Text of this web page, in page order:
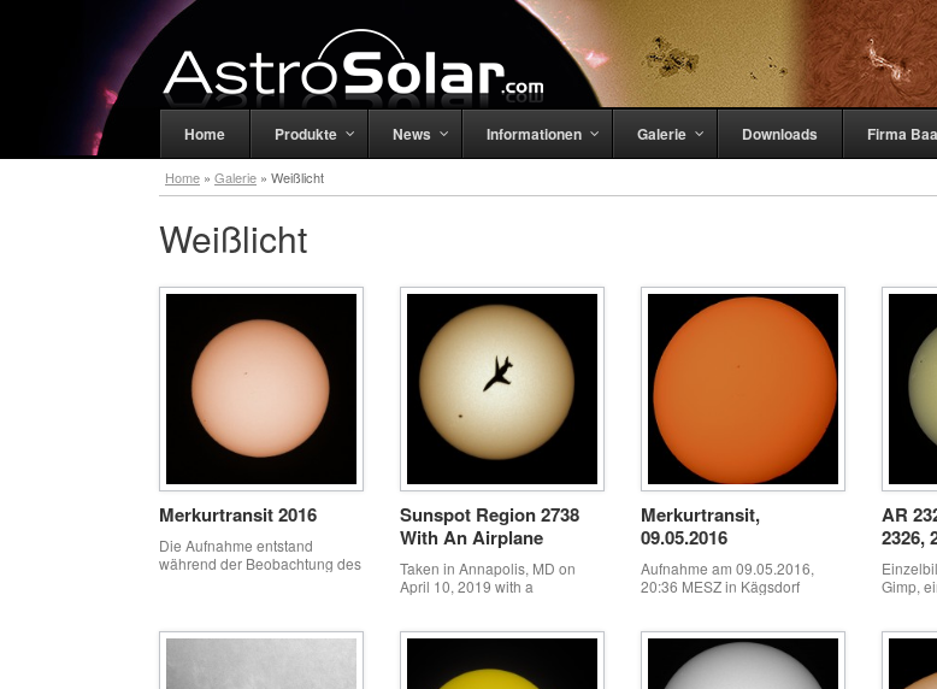
Home Produkte News Informationen Galerie Downloads Firma
Home » Galerie » Weißlicht
Weißlicht
Merkurtransit 2016
Die Aufnahme entstand
während der Beobachtung des
Andre-Gymnasium Chemnitz.
Sunspot Region 2738
With An Airplane
Taken in Annapolis, MD on
April 10, 2019 with a
Solar Safety Film and
extracted from a short AVI.
Merkurtransit,
09.05.2016
Aufnahme am 09.05.2016,
20:36 MESZ in Kägsdorf
Autostakkert gestackt.
AR
2326,
Gimp,